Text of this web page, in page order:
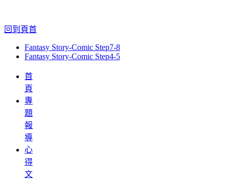
回到頁首
Fantasy Story-Comic Step7-8
Fantasy Story-Comic Step4-5
首
頁
專
題
報
導
心
得
文